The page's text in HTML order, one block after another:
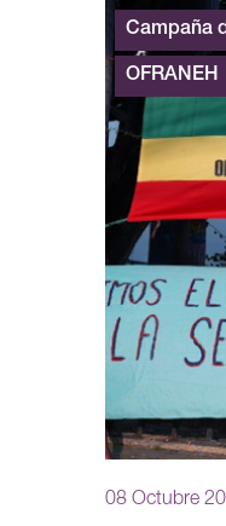
08 Octubre
Campaña
OFRANEH